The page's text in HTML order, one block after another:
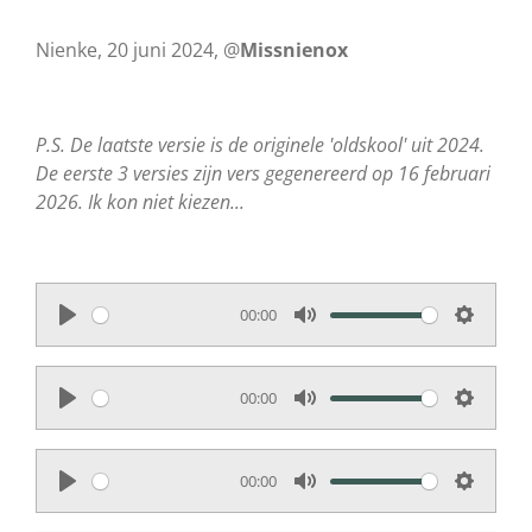
Nienke, 20 juni 2024, @Missnienox
P.S. De laatste versie is de originele 'oldskool' uit 2024.
De eerste 3 versies zijn vers gegenereerd op 16 februari
2026. Ik kon niet kiezen...
P
l
a
y
00:00
M
u
t
e
S
e
t
t
i
P
l
a
y
00:00
M
u
t
e
S
e
t
t
P
00:00
M
S